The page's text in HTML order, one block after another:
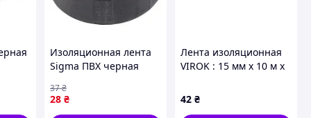
Изоляционная лента
Sigma ПВХ черная
(8413601)
28 ₴
37₴
Лента изоляционная
VIROK : 15 мм х 10 м x
[15/240]
42 ₴